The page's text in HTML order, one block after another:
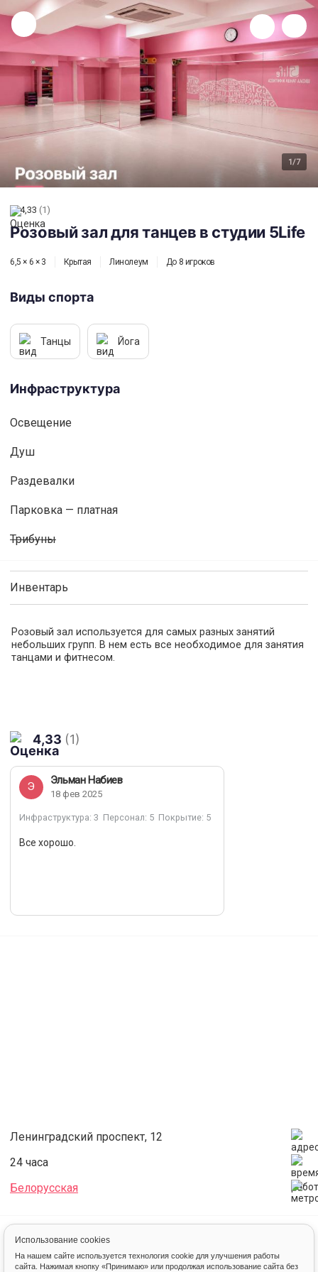
Использование cookies
На нашем сайте используется технология cookie для улучшения работы
сайта. Нажимая кнопку «Принимаю» или продолжая использование сайта без
1/7
Розовый зал для танцев в студии 5Life
4,33 (1)
Розовый зал для танцев в студии 5Life
6,5 × 6 × 3 Крытая Линолеум До 8 игроков
Виды спорта
Танцы Йога
Инфраструктура
Освещениe
Душ
Раздевалки
Парковка — платная
Трибуны
Инвентарь
Розовый зал используется для самых разных занятий
небольших групп. В нем есть все необходимое для занятия
танцами и фитнесом.
4,33 (1)
Э
Эльман Набиев
18 фев 2025
Инфраструктура: 3 Персонал: 5 Покрытие: 5
Все хорошо.
Ленинградский проспект, 12
24 часа
Белорусская